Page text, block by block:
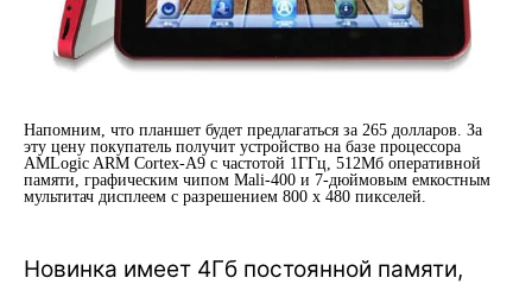
Напомним, что планшет будет предлагаться за 265 долларов. За
эту цену покупатель получит устройство на базе процессора
AMLogic ARM Cortex-A9 с частотой 1ГГц, 512Мб оперативной
памяти, графическим чипом Mali-400 и 7-дюймовым емкостным
мультитач дисплеем с разрешением 800 x 480 пикселей.
Новинка имеет 4Гб постоянной памяти,